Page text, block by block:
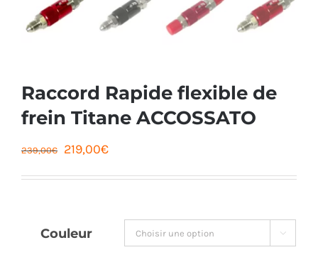
Raccord Rapide flexible de
frein Titane ACCOSSATO
239,00€
Le
239,00€.
219,00€Le
219,00€.
Couleur